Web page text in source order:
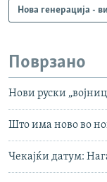
Нова генерација -
Поврзано
Нови руски
Што има ново во
Чекајќи датум: